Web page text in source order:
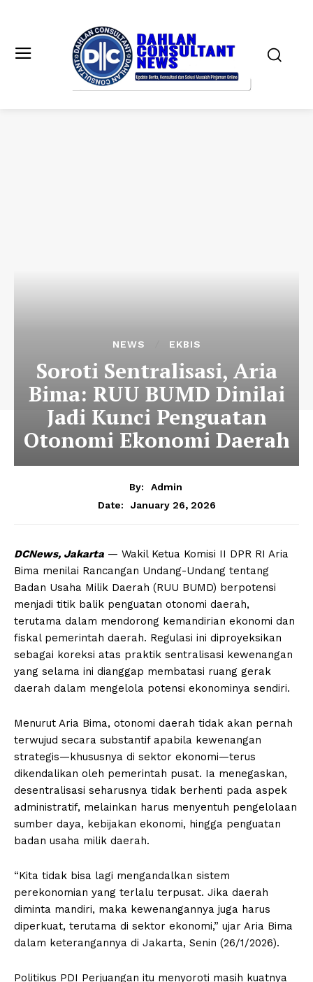
NEWS EKBIS
Soroti Sentralisasi, Aria
Bima: RUU BUMD Dinilai
Jadi Kunci Penguatan
Otonomi Ekonomi Daerah
By:
Admin
Date:
January 26, 2026
DCNews, Jakarta — Wakil Ketua Komisi II DPR RI Aria
Bima menilai Rancangan Undang-Undang tentang
Badan Usaha Milik Daerah (RUU BUMD) berpotensi
menjadi titik balik penguatan otonomi daerah,
terutama dalam mendorong kemandirian ekonomi dan
fiskal pemerintah daerah. Regulasi ini diproyeksikan
sebagai koreksi atas praktik sentralisasi kewenangan
yang selama ini dianggap membatasi ruang gerak
daerah dalam mengelola potensi ekonominya sendiri.
Menurut Aria Bima, otonomi daerah tidak akan pernah
terwujud secara substantif apabila kewenangan
strategis—khususnya di sektor ekonomi—terus
dikendalikan oleh pemerintah pusat. Ia menegaskan,
desentralisasi seharusnya tidak berhenti pada aspek
administratif, melainkan harus menyentuh pengelolaan
sumber daya, kebijakan ekonomi, hingga penguatan
badan usaha milik daerah.
“Kita tidak bisa lagi mengandalkan sistem
perekonomian yang terlalu terpusat. Jika daerah
diminta mandiri, maka kewenangannya juga harus
diperkuat, terutama di sektor ekonomi,” ujar Aria Bima
dalam keterangannya di Jakarta, Senin (26/1/2026).
Politikus PDI Perjuangan itu menyoroti masih kuatnya